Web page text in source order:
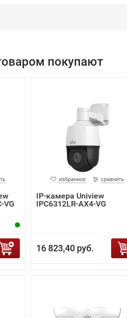
покупают
VG
избранное сравнить
IP-камера Uniview
IPC6312LR-AX4-VG
16 823,40 руб.